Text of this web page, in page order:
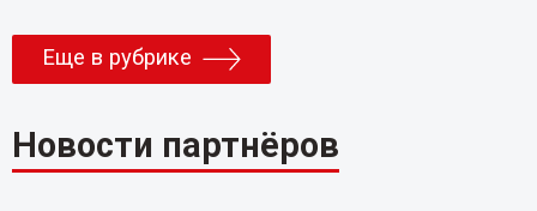
Еще в рубрике
Новости партнёров